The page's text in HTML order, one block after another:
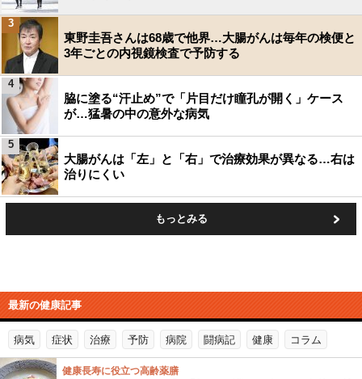
東野圭吾さんは68歳で他界…大腸がんは毎年の検便と
3年ごとの内視鏡検査で予防する
3
脇に塗る“汗止め”で「片目だけ瞳孔が開く」ケース
が…猛暑の中の意外な病気
4
大腸がんは「左」と「右」で治療効果が異なる…右は
治りにくい
5
もっとみる
最新の健康記事
病気 症状 治療 予防 病院 闘病記 健康 コラム
健康長寿に役立つ高齢薬膳